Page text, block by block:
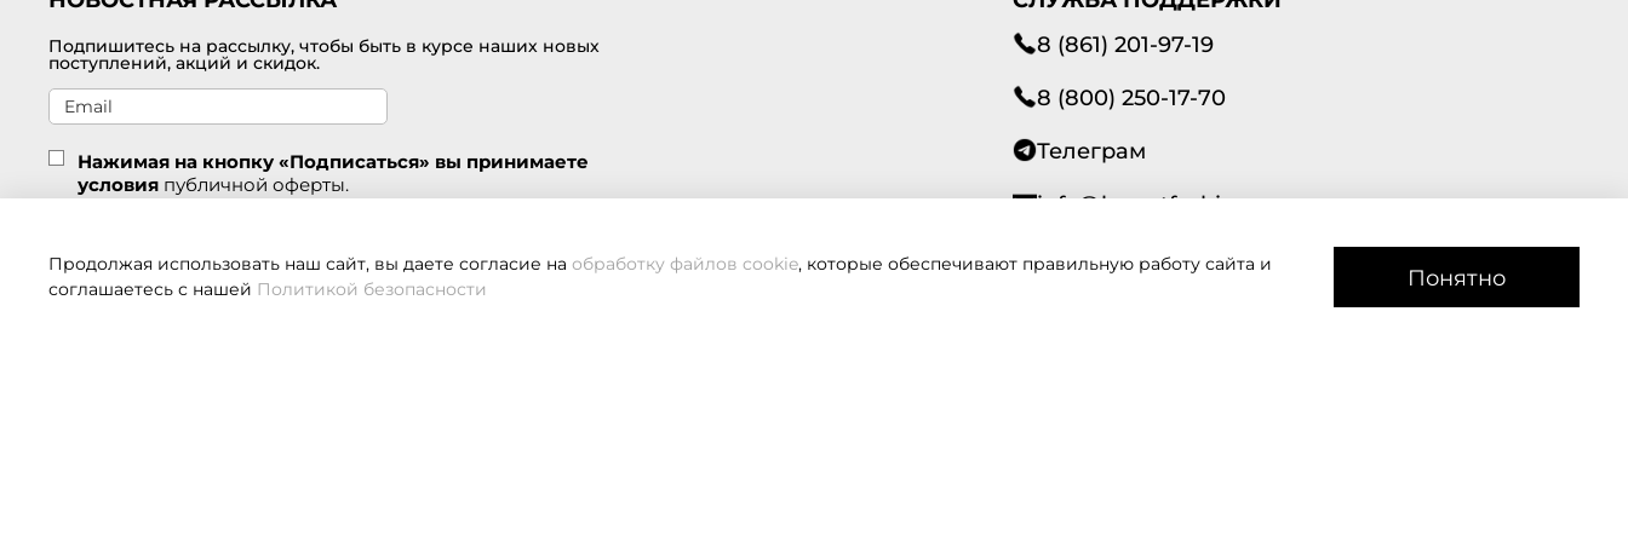
Подпишитесь на рассылку, чтобы быть в курсе наших новых
поступлений, акций и скидок.
Нажимая на кнопку «Подписаться» вы принимаете
условия публичной оферты.
8 (861) 201-97-19
8 (800) 250-17-70
Телеграм
info@lavantfashion.ru
Всегда рады помочь!
Продолжая использовать наш сайт, вы даете согласие на обработку файлов cookie, которые обеспечивают правильную работу сайта и
соглашаетесь с нашей Политикой безопасности Понятно